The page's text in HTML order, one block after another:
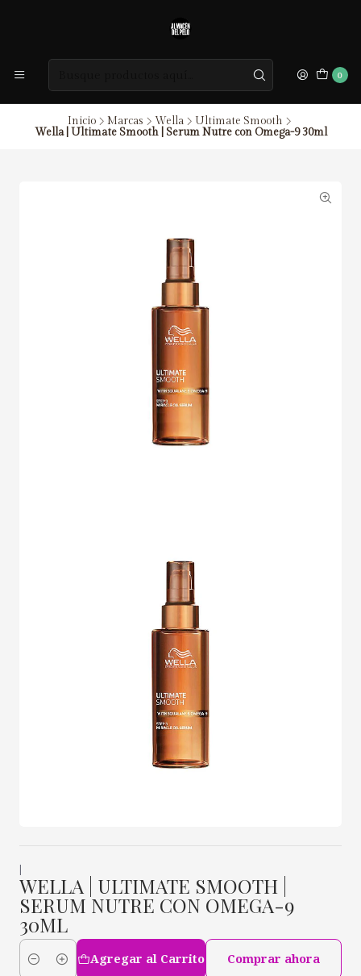
0
Inicio Marcas Wella
Ultimate Smooth
Wella | Ultimate Smooth | Serum Nutre con Omega-9 30ml
WELLA | ULTIMATE SMOOTH |
SERUM NUTRE CON OMEGA-9
30ML
Cantidad
Agregar al Carrito Comprar ahora